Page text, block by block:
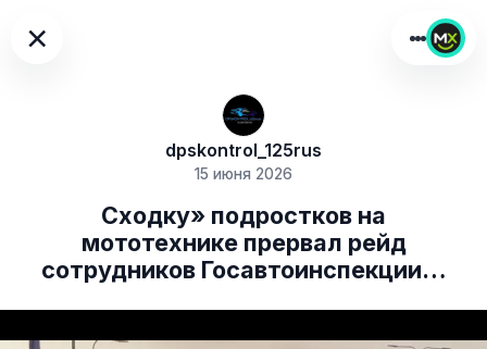
×
dpskontrol_125rus
15 июня 2026
Сходку» подростков на
мототехнике прервал рейд
сотрудников Госавтоинспекции…